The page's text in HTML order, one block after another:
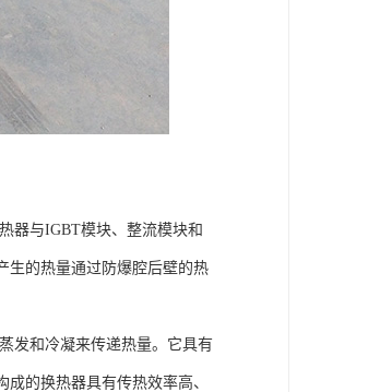
器与IGBT模块、整流模块和
生的热量通过防爆腔后壁的热
发和冷凝来传递热量。它具有
的换热器具有传热效率高、